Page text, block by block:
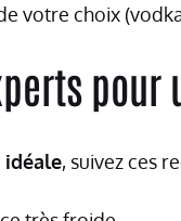
votre choix
, suivez ces